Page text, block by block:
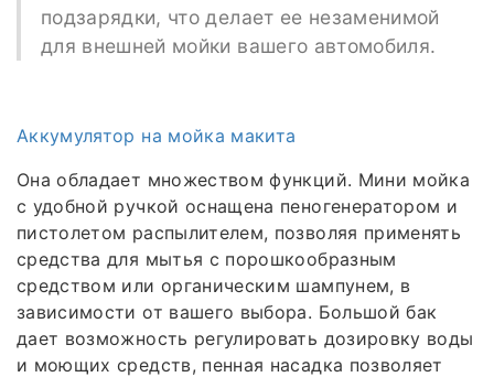
подзарядки, что делает ее незаменимой
для внешней мойки вашего автомобиля.
Аккумулятор на мойка макита
Она обладает множеством функций. Мини мойка
с удобной ручкой оснащена пеногенератором и
пистолетом распылителем, позволяя применять
средства для мытья с порошкообразным
средством или органическим шампунем, в
зависимости от вашего выбора. Большой бак
дает возможность регулировать дозировку воды
и моющих средств, пенная насадка позволяет